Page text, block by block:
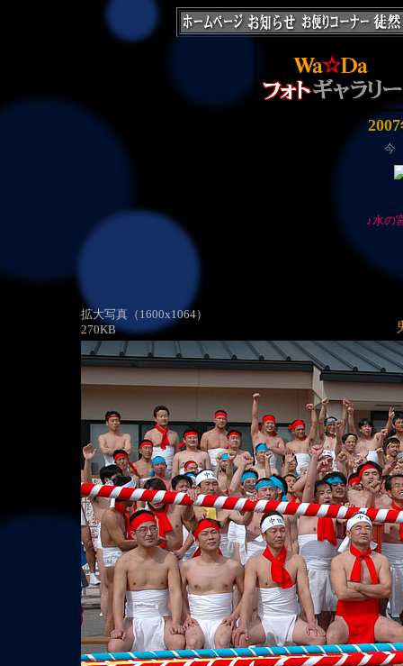
今
♪水の
拡大写真（1600x1064）
270KB
鬼やらひ